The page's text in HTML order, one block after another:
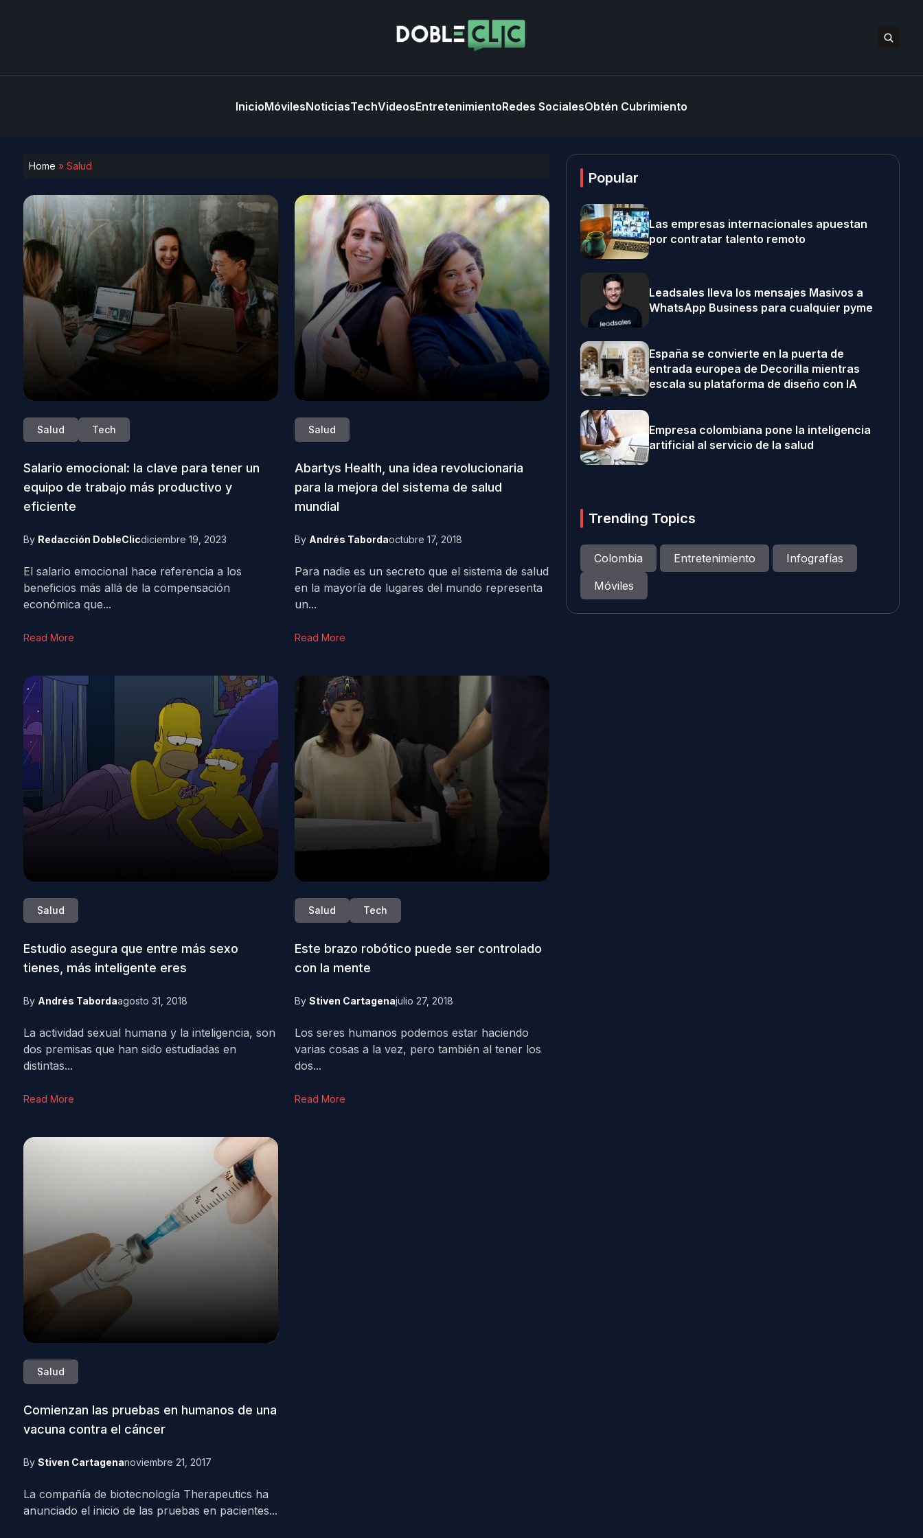
InicioMóvilesNoticiasTechVideosEntretenimientoRedes SocialesObtén Cubrimiento
Home » Salud
Salud Tech
Salario emocional: la clave para tener un
equipo de trabajo más productivo y
eficiente
By Redacción DobleClicdiciembre 19, 2023
El salario emocional hace referencia a los
beneficios más allá de la compensación
económica que...
Read More
Salud
Abartys Health, una idea revolucionaria
para la mejora del sistema de salud
mundial
By Andrés Tabordaoctubre 17, 2018
Para nadie es un secreto que el sistema de salud
en la mayoría de lugares del mundo representa
un...
Read More
Salud
Estudio asegura que entre más sexo
tienes, más inteligente eres
By Andrés Tabordaagosto 31, 2018
La actividad sexual humana y la inteligencia, son
dos premisas que han sido estudiadas en
distintas...
Read More
Salud Tech
Este brazo robótico puede ser controlado
con la mente
By Stiven Cartagenajulio 27, 2018
Los seres humanos podemos estar haciendo
varias cosas a la vez, pero también al tener los
dos...
Read More
Salud
Comienzan las pruebas en humanos de una
vacuna contra el cáncer
By Stiven Cartagenanoviembre 21, 2017
La compañía de biotecnología Therapeutics ha
anunciado el inicio de las pruebas en pacientes...
Popular
Las empresas internacionales apuestan
por contratar talento remoto
Leadsales lleva los mensajes Masivos a
WhatsApp Business para cualquier pyme
España se convierte en la puerta de
entrada europea de Decorilla mientras
escala su plataforma de diseño con IA
Empresa colombiana pone la inteligencia
artificial al servicio de la salud
Trending Topics
Colombia Entretenimiento
Infografías
Móviles